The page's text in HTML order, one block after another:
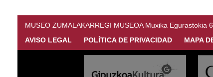
MUSEO ZUMALAKARREGI MUSEOA Muxika
AVISO LEGAL
POLÍTICA DE PRIVACIDAD MAPA